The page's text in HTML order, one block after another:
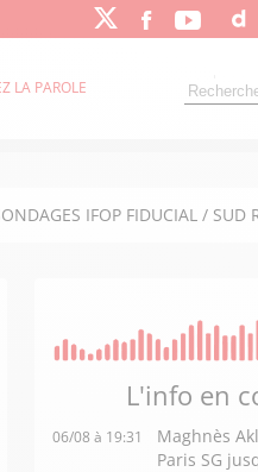
LA PAROLE
IFOP FIDUCIAL / SUD
L'info en
06/08 à 19:31
Maghnès
Paris SG